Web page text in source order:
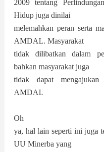
2009 tentang
Hidup juga dinilai
melemahkan peran serta
AMDAL. Masyarakat
tidak dilibatkan dalam
bahkan masyarakat juga
tidak dapat mengajukan
AMDAL
Oh
ya, hal lain seperti ini juga
UU Minerba yang